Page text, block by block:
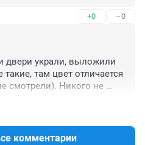
может эти тати ещё где
+0 –0
двери украли, выложили
там цвет отличается
смотрели). Никого не
комментарии